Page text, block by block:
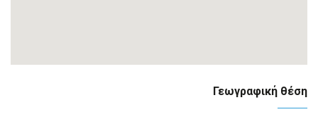
Γεωγραφική θέση